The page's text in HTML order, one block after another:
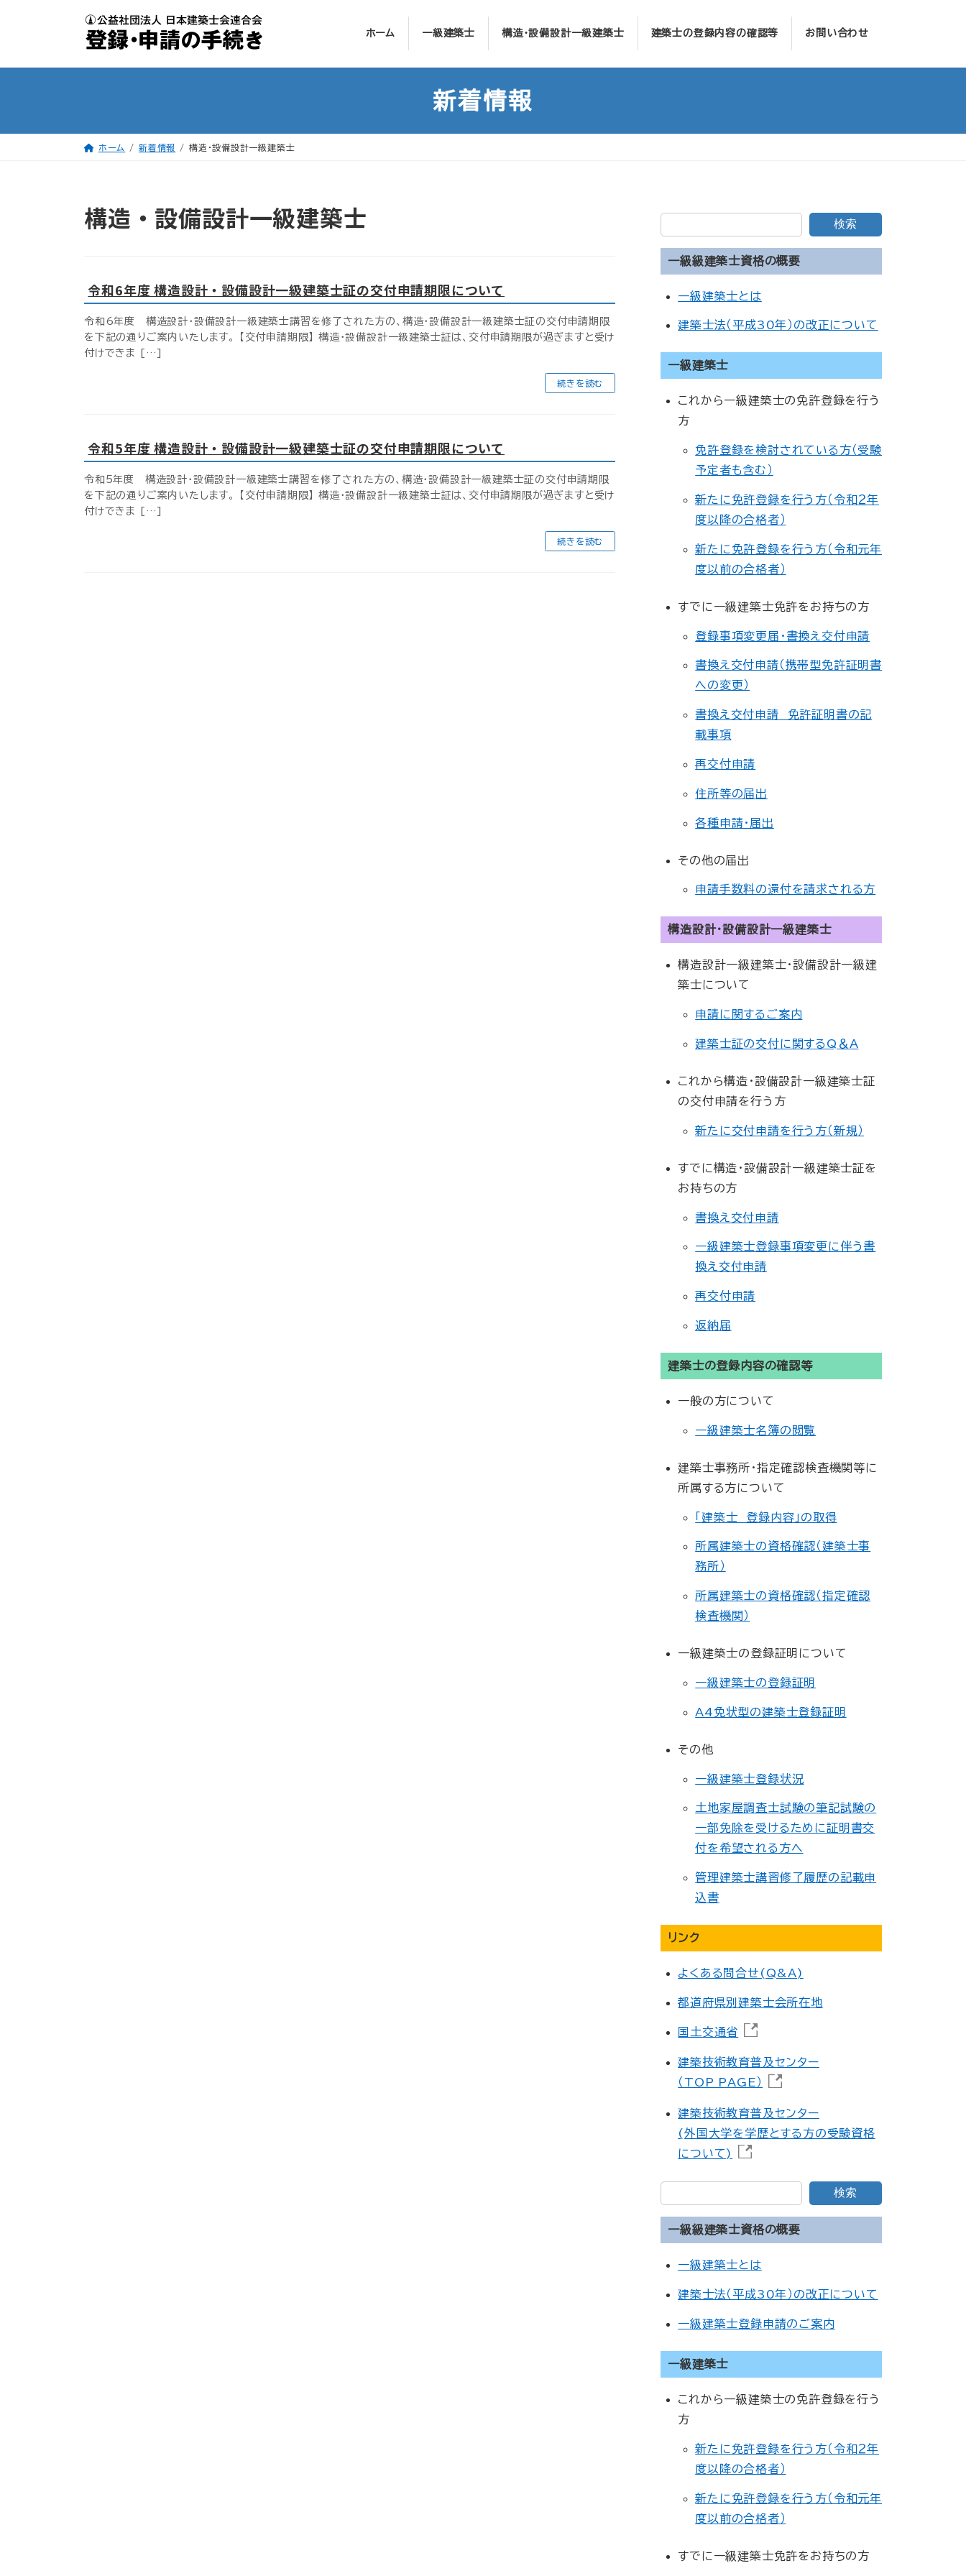
ホーム 一級建築士 構造・設備設計一級建築士 建築士の登録内容の確認等 お問い合わせ
新着情報
ホーム 新着情報 構造・設備設計一級建築士
構造・設備設計一級建築士
令和6年度 構造設計・設備設計一級建築士証の交付申請期限について
令和6年度 構造設計・設備設計一級建築士講習を修了された方の、構造・設備設計一級建築士証の交付申請期限
を下記の通りご案内いたします。 【交付申請期限】 構造・設備設計一級建築士証は、交付申請期限が過ぎますと受け
付けできま […]
続きを読む
令和5年度 構造設計・設備設計一級建築士証の交付申請期限について
令和5年度 構造設計・設備設計一級建築士講習を修了された方の、構造・設備設計一級建築士証の交付申請期限
を下記の通りご案内いたします。 【交付申請期限】 構造・設備設計一級建築士証は、交付申請期限が過ぎますと受け
付けできま […]
続きを読む
検索
一級級建築士資格の概要
一級建築士とは
建築士法（平成30年）の改正について
一級建築士
これから一級建築士の免許登録を行う
方
免許登録を検討されている方（受験
予定者も含む）
新たに免許登録を行う方（令和２年
度以降の合格者）
新たに免許登録を行う方（令和元年
度以前の合格者）
すでに一級建築士免許をお持ちの方
登録事項変更届・書換え交付申請
書換え交付申請（携帯型免許証明書
への変更）
書換え交付申請 免許証明書の記
載事項
再交付申請
住所等の届出
各種申請･届出
その他の届出
申請手数料の還付を請求される方
構造設計・設備設計一級建築士
構造設計一級建築士・設備設計一級建
築士について
申請に関するご案内
建築士証の交付に関するQ＆A
これから構造・設備設計一級建築士証
の交付申請を行う方
新たに交付申請を行う方（新規）
すでに構造・設備設計一級建築士証を
お持ちの方
書換え交付申請
一級建築士登録事項変更に伴う書
換え交付申請
再交付申請
返納届
建築士の登録内容の確認等
一般の方について
一級建築士名簿の閲覧
建築士事務所・指定確認検査機関等に
所属する方について
「建築士 登録内容」の取得
所属建築士の資格確認（建築士事
務所）
所属建築士の資格確認（指定確認
検査機関）
一級建築士の登録証明について
一級建築士の登録証明
A4免状型の建築士登録証明
その他
一級建築士登録状況
土地家屋調査士試験の筆記試験の
一部免除を受けるために証明書交
付を希望される方へ
管理建築士講習修了履歴の記載申
込書
リンク
よくある問合せ(Q&A)
都道府県別建築士会所在地
国土交通省
建築技術教育普及センター
（TOP PAGE）
建築技術教育普及センター
(外国大学を学歴とする方の受験資格
について)
検索
一級級建築士資格の概要
一級建築士とは
建築士法（平成30年）の改正について
一級建築士登録申請のご案内
一級建築士
これから一級建築士の免許登録を行う
方
新たに免許登録を行う方（令和２年
度以降の合格者）
新たに免許登録を行う方（令和元年
度以前の合格者）
すでに一級建築士免許をお持ちの方